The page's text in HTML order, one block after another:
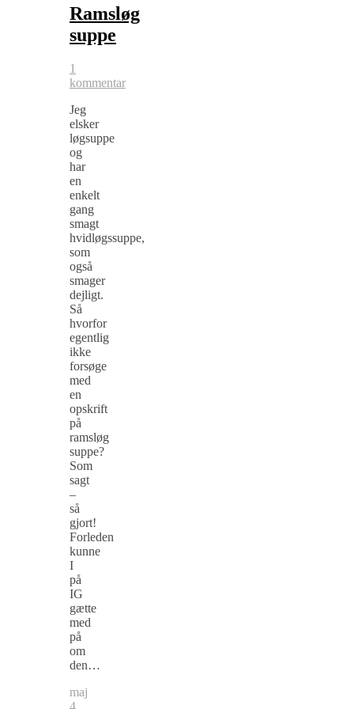
Ramsløg
suppe
1
kommentar
Jeg
elsker
løgsuppe
og
har
en
enkelt
gang
smagt
hvidløgssuppe,
som
også
smager
dejligt.
Så
hvorfor
egentlig
ikke
forsøge
med
en
opskrift
på
ramsløg
suppe?
Som
sagt
–
så
gjort!
Forleden
kunne
I
på
IG
gætte
med
på
om
den…
maj
4,